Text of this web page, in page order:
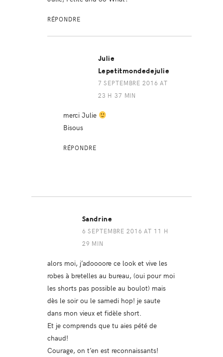
RÉPONDRE
Julie
Lepetitmondedejulie
7 SEPTEMBRE 2016 AT
23 H 37 MIN
merci Julie
Bisous
RÉPONDRE
Sandrine
6 SEPTEMBRE 2016 AT 11 H
29 MIN
alors moi, j’adoooore ce look et vive les
robes à bretelles au bureau, (oui pour moi
les shorts pas possible au boulot) mais
dès le soir ou le samedi hop! je saute
dans mon vieux et fidèle short.
Et je comprends que tu aies pété de
chaud!
Courage, on t’en est reconnaissants!